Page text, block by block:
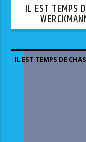
IL EST TEMPS
IL EST TEMPS DE